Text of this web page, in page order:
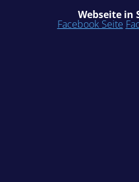
Webseite in
Facebook Seite